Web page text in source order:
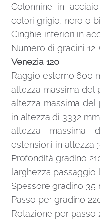
Colonnine in
colori grigio, nero o
Cinghie inferiori in
Numero di gradini 12
Venezia 120
Raggio esterno 600
altezza massima del
altezza massima del
in altezza di 3332 mm
altezza massima
estensioni in altezza
Profondità gradino
larghezza passaggio
Spessore gradino 35
Passo per gradino
Rotazione per passo